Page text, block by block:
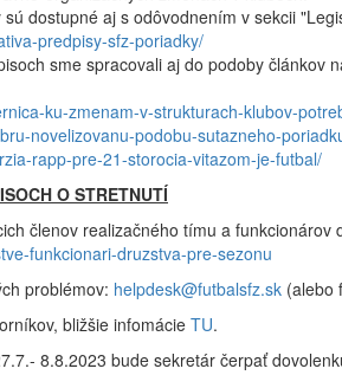
dostupné aj s odôvodnením v sekcii
predpisy-sfz-poriadky/
sme spracovali aj do podoby článkov
ku-zmenam-v-strukturach-klubov-
novelizovanu-podobu-sutazneho-
rapp-pre-21-storocia-vitazom-je-futbal/
O STRETNUTÍ
členov realizačného tímu a funkcionárov
funkcionari-druzstva-pre-sezonu
problémov: helpdesk@futbalsfz.sk (alebo
bližšie infomácie TU.
8.8.2023 bude sekretár čerpať